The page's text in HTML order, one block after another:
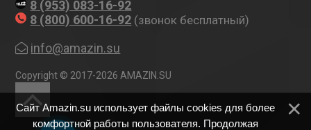
8 (953) 083-16-92
8 (800) 600-16-92 (звонок бесплатный)
info@amazin.su
Copyright © 2017-2026 AMAZIN.SU
Сайт Amazin.su использует файлы cookies для более
комфортной работы пользователя. Продолжая